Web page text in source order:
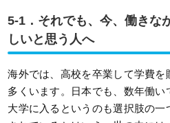
5-1．それでも、今、働きな
しいと思う人へ
海外では、高校を卒業して学費
多くいます。日本でも、数年働い
大学に入るというのも選択肢の